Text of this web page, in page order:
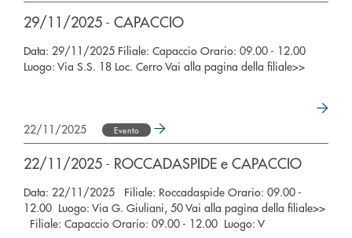
29/11/2025 - CAPACCIO
Data: 29/11/2025 Filiale: Capaccio Orario: 09.00 - 12.00
Luogo: Via S.S. 18 Loc. Cerro Vai alla pagina della filiale>>
22/11/2025 Evento
22/11/2025 - ROCCADASPIDE e CAPACCIO
Data: 22/11/2025 Filiale: Roccadaspide Orario: 09.00 -
12.00 Luogo: Via G. Giuliani, 50 Vai alla pagina della filiale>>
Filiale: Capaccio Orario: 09.00 - 12.00 Luogo: V